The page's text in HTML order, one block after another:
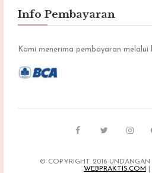
Info Pembayaran
Kami menerima pembayaran melalui
© COPYRIGHT 2016 UNDANGAN
WEBPRAKTIS.COM